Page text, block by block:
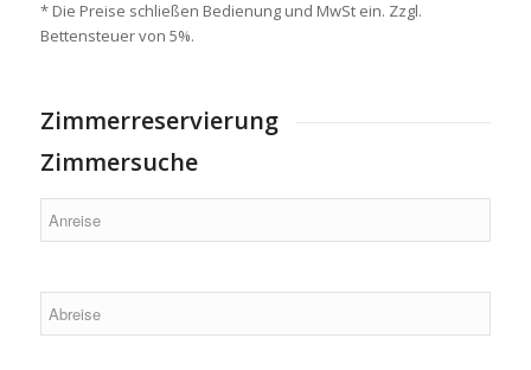
* Die Preise schließen Bedienung und MwSt ein. Zzgl.
Bettensteuer von 5%.
Zimmerreservierung
Zimmersuche